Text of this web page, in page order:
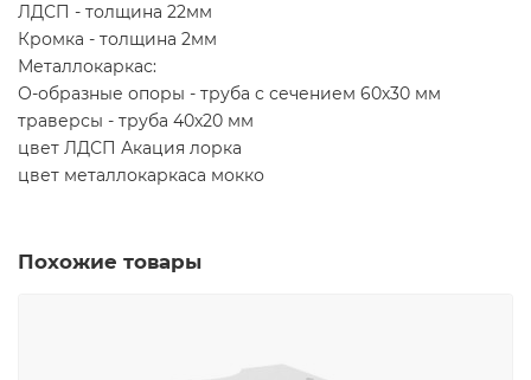
ЛДСП - толщина 22мм
Кромка - толщина 2мм
Металлокаркас:
О-образные опоры - труба с сечением 60х30 мм
траверсы - труба 40х20 мм
цвет ЛДСП Акация лорка
цвет металлокаркаса мокко
Похожие товары